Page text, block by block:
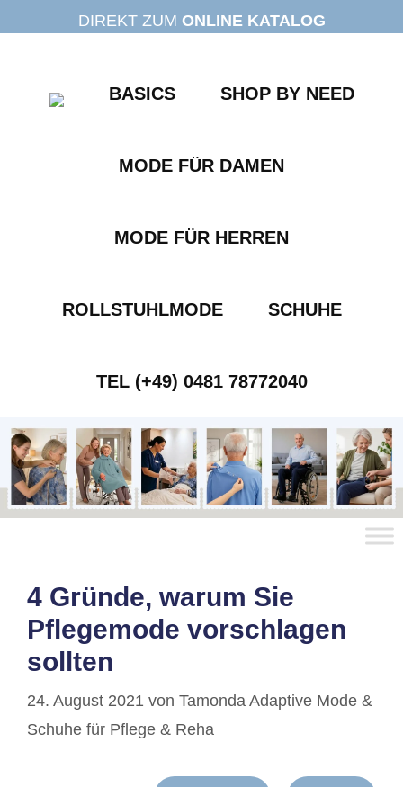
Inhalt
DIREKT ZUM ONLINE KATALOG
BASICS SHOP BY NEED
MODE FÜR DAMEN
MODE FÜR HERREN
ROLLSTUHLMODE SCHUHE
TEL (+49) 0481 78772040
4 Gründe, warum Sie
Pflegemode vorschlagen
sollten
24. August 2021 von Tamonda Adaptive Mode &
Schuhe für Pflege & Reha